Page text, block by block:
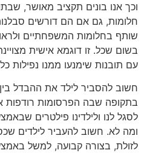
וכך אנו בונים תקציב מאושר,
חלומות, גם אם הם דורשים
שותף בחלומות המשפחתיים
בשום שכל. זו דוגמא אישית
עם תובנות שימנעו ממנו נפילות
חשוב להסביר לילד את ההבדל בין
בתקופה שבה הפרסומות רודפות
לסגל לנו ולילדינו פילטרים
ומה לא. חשוב להעביר לילדים
לזולת, בצורה קבועה, למשל